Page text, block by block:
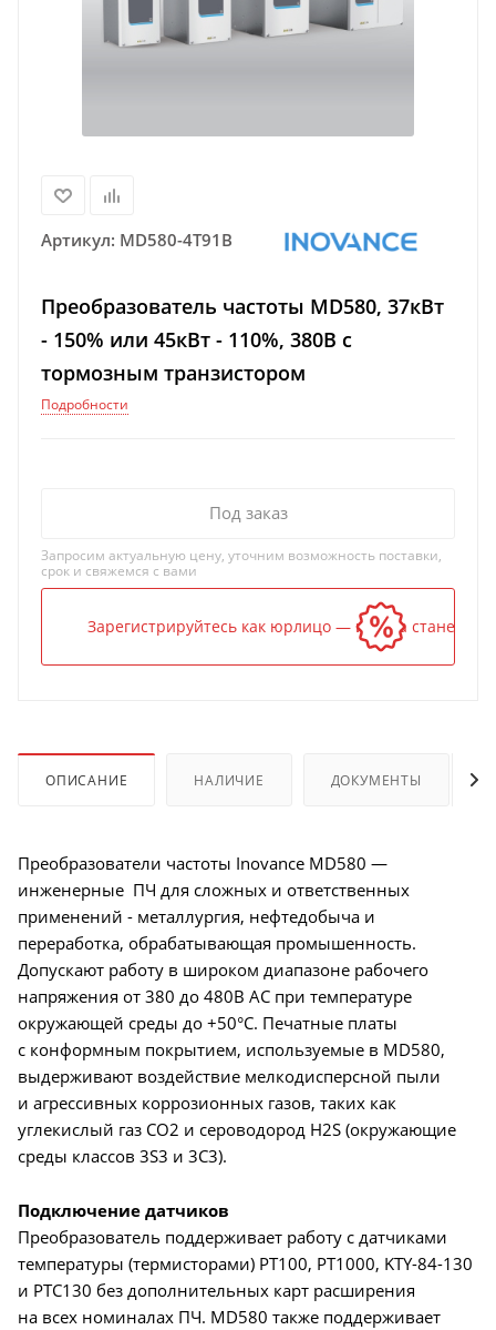
Артикул: MD580-4T91B
Преобразователь частоты MD580, 37кВт
- 150% или 45кВт - 110%, 380В с
тормозным транзистором
Подробности
Под заказ
Запросим актуальную цену, уточним возможность поставки,
срок и свяжемся с вами
Зарегистрируйтесь как юрлицо — и цена станет
ОПИСАНИЕ НАЛИЧИЕ ДОКУМЕНТЫ
Преобразователи частоты Inovance MD580 —
инженерные ПЧ для сложных и ответственных
применений - металлургия, нефтедобыча и
переработка, обрабатывающая промышенность.
Допускают работу в широком диапазоне рабочего
напряжения от 380 до 480В AC при температуре
окружающей среды до +50°C. Печатные платы
с конформным покрытием, используемые в MD580,
выдерживают воздействие мелкодисперсной пыли
и агрессивных коррозионных газов, таких как
углекислый газ CO2 и сероводород H2S (окружающие
среды классов 3S3 и 3C3).
Подключение датчиков
Преобразователь поддерживает работу с датчиками
температуры (термисторами) PT100, PT1000, KTY-84-130
и PTC130 без дополнительных карт расширения
на всех номиналах ПЧ. MD580 также поддерживает